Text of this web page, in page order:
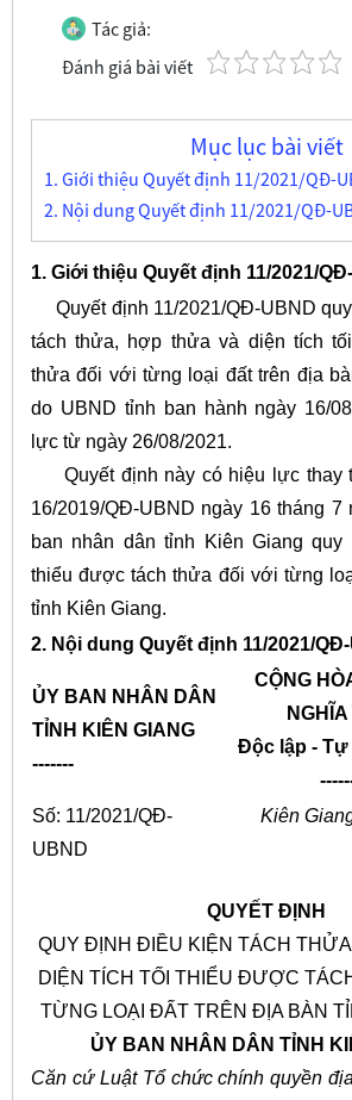
Tác giả:
Đánh giá bài viết
Mục lục bài viết
1. Giới thiệu Quyết định 11/2021/QĐ-
2. Nội dung Quyết định 11/2021/QĐ-
1. Giới thiệu Quyết định 11/2021/
Quyết định 11/2021/QĐ-UBND
tách thửa, hợp thửa và diện tích
thửa đối với từng loại đất trên địa
do UBND tỉnh ban hành ngày 16/
lực từ ngày 26/08/2021.
Quyết định này có hiệu lực thay
16/2019/QĐ-UBND ngày 16 tháng 7
ban nhân dân tỉnh Kiên Giang
thiểu được tách thửa đối với từng
tỉnh Kiên Giang.
2. Nội dung Quyết định 11/2021/
ỦY BAN NHÂN DÂN
TỈNH KIÊN GIANG
-------
CỘNG
Độc lập - Tự
Số: 11/2021/QĐ-
UBND
Kiên
QUYẾT ĐỊNH
QUY ĐỊNH ĐIỀU KIỆN TÁCH
DIỆN TÍCH TỐI THIỂU ĐƯỢC
TỪNG LOẠI ĐẤT TRÊN ĐỊA BÀN
ỦY BAN NHÂN DÂN TỈNH
Căn cứ Luật Tổ chức chính quyền